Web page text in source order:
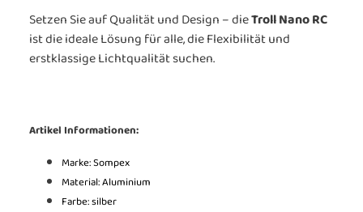
Setzen Sie auf Qualität und Design – dieTroll Nano RC
ist die ideale Lösung für alle, die Flexibilität und
erstklassige Lichtqualität suchen.
Artikel Informationen:
Marke: Sompex
Material: Aluminium
Farbe: silber